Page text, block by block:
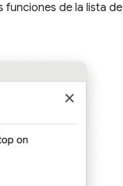
funciones de la lista de